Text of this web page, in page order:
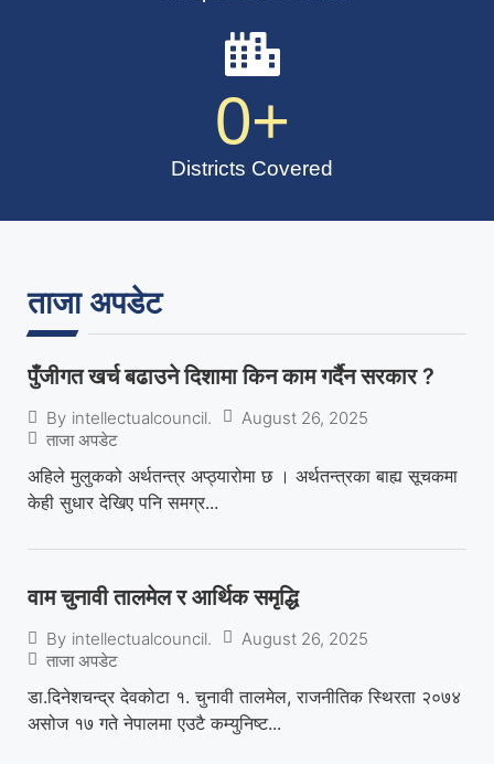
Districts Covered
0+
ताजा अपडेट
पुँजीगत खर्च बढाउने दिशामा किन काम गर्दैन सरकार ?
By intellectualcouncil.
August 26, 2025
ताजा अपडेट
अहिले मुलुकको अर्थतन्त्र अप्ठ्यारोमा छ । अर्थतन्त्रका बाह्य सूचकमा
केही सुधार देखिए पनि समग्र...
वाम चुनावी तालमेल र आर्थिक समृद्धि
By intellectualcouncil.
August 26, 2025
ताजा अपडेट
डा.दिनेशचन्द्र देवकोटा १. चुनावी तालमेल, राजनीतिक स्थिरता २०७४
असोज १७ गते नेपालमा एउटै कम्युनिष्ट...